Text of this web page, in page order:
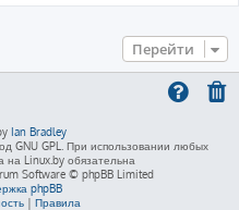
Перейти
Ian Bradley
GNU GPL. При использовании любых
на Linux.by обязательна
Software © phpBB Limited
phpBB
| Правила